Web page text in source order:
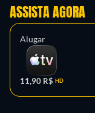
ASSISTA AGORA
Alugar
11,90 R$ HD